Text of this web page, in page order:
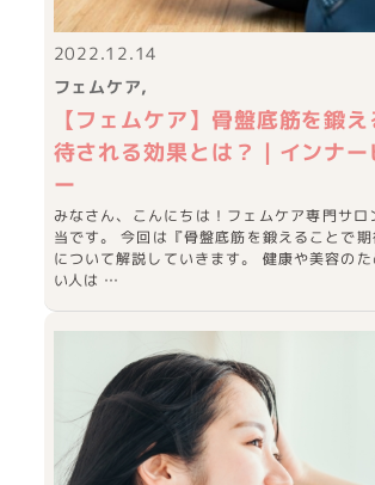
2022.12.14
フェムケア
【フェムケア】骨盤底筋を鍛
待される効果とは？｜インナー
ー
みなさん、こんにちは！フェムケア専門サロ
当です。 今回は『骨盤底筋を鍛えることで期
について解説していきます。 健康や美容の
い人は …